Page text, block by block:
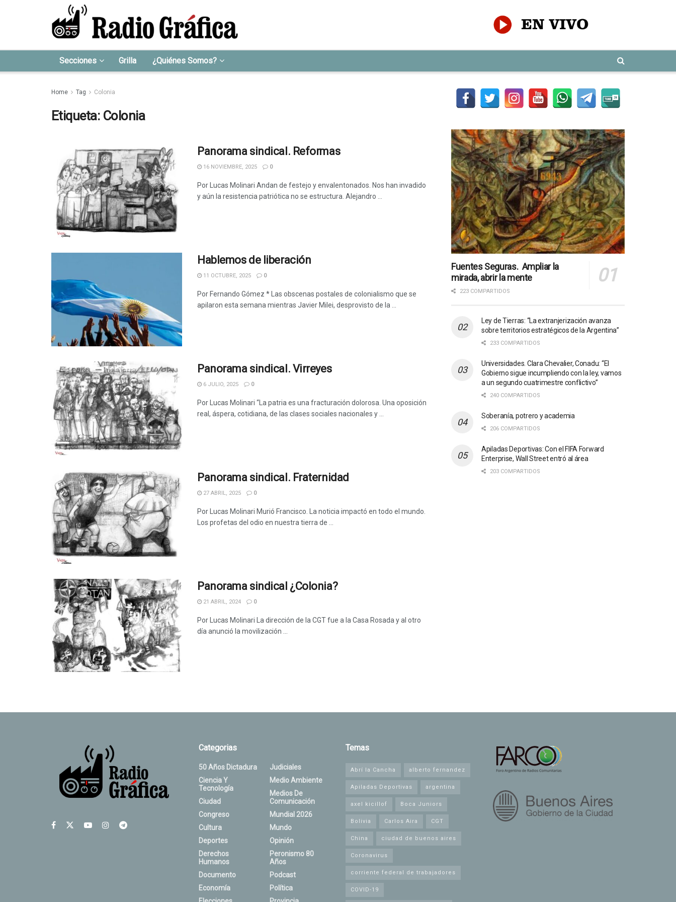
Secciones Grilla ¿Quiénes Somos?
Home Tag Colonia
Etiqueta: Colonia
Panorama sindical. Reformas
16 NOVIEMBRE, 2025 0
Por Lucas Molinari Andan de festejo y envalentonados. Nos han invadido
y aún la resistencia patriótica no se estructura. Alejandro ...
Hablemos de liberación
11 OCTUBRE, 2025 0
Por Fernando Gómez * Las obscenas postales de colonialismo que se
apilaron esta semana mientras Javier Milei, desprovisto de la ...
Panorama sindical. Virreyes
6 JULIO, 2025 0
Por Lucas Molinari “La patria es una fracturación dolorosa. Una oposición
real, áspera, cotidiana, de las clases sociales nacionales y ...
Panorama sindical. Fraternidad
27 ABRIL, 2025 0
Por Lucas Molinari Murió Francisco. La noticia impactó en todo el mundo.
Los profetas del odio en nuestra tierra de ...
Panorama sindical ¿Colonia?
21 ABRIL, 2024 0
Por Lucas Molinari La dirección de la CGT fue a la Casa Rosada y al otro
día anunció la movilización ...
Fuentes Seguras. Ampliar la
mirada, abrir la mente
223 COMPARTIDOS
Ley de Tierras: “La extranjerización avanza
sobre territorios estratégicos de la Argentina”
233 COMPARTIDOS
Universidades. Clara Chevalier, Conadu: “El
Gobierno sigue incumpliendo con la ley, vamos
a un segundo cuatrimestre conflictivo”
240 COMPARTIDOS
Soberanía, potrero y academia
206 COMPARTIDOS
Apiladas Deportivas: Con el FIFA Forward
Enterprise, Wall Street entró al área
203 COMPARTIDOS
Categorias
50 Años Dictadura
Ciencia Y
Tecnología
Ciudad
Congreso
Cultura
Deportes
Derechos
Humanos
Documento
Economía
Judiciales
Medio Ambiente
Medios De
Comunicación
Mundial 2026
Mundo
Opinión
Peronismo 80
Años
Podcast
Política
Temas
Abrí la Cancha alberto fernandez
Apiladas Deportivas argentina
axel kicillof Boca Juniors
Bolivia Carlos Aira CGT
China ciudad de buenos aires
Coronavirus
corriente federal de trabajadores
COVID-19